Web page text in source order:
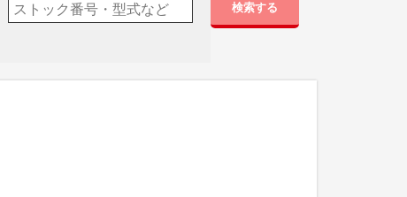
検索する